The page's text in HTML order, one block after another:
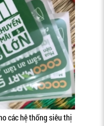
các hệ thống siêu thị